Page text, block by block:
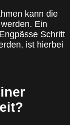
kann die
Ein
Schritt
ist hierbei